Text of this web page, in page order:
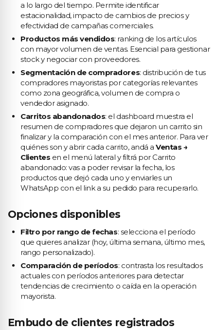
a lo largo del tiempo. Permite identificar
estacionalidad, impacto de cambios de precios y
efectividad de campañas comerciales.
Productos más vendidos: ranking de los artículos
con mayor volumen de ventas. Esencial para gestionar
stock y negociar con proveedores.
Segmentación de compradores: distribución de tus
compradores mayoristas por categorías relevantes
como zona geográfica, volumen de compra o
vendedor asignado.
Carritos abandonados: el dashboard muestra el
resumen de compradores que dejaron un carrito sin
finalizar y la comparación con el mes anterior. Para ver
quiénes son y abrir cada carrito, andá aVentas →
Clientes en el menú lateral y filtrá por Carrito
abandonado: vas a poder revisar la fecha, los
productos que dejó cada uno y enviarles un
WhatsApp con el link a su pedido para recuperarlo.
Opciones disponibles
Filtro por rango de fechas: selecciona el período
que quieres analizar (hoy, última semana, último mes,
rango personalizado).
Comparación de períodos: contrasta los resultados
actuales con períodos anteriores para detectar
tendencias de crecimiento o caída en la operación
mayorista.
Embudo de clientes registrados